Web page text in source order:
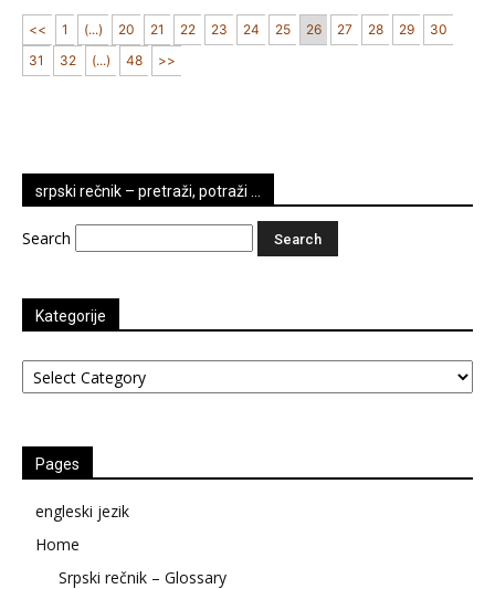
<< 1 (...) 20 21 22 23 24 25 26 27 28 29
30
31
32 (...) 48 >>
srpski rečnik – pretraži, potraži …
Search
Kategorije
Kategorije
Pages
engleski jezik
Home
Srpski rečnik – Glossary